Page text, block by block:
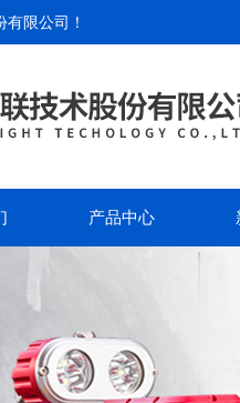
有限公司 ！
产品中心